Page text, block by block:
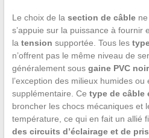
Le choix de la section de câblene
s’appuie sur la puissance à fournir
la tension supportée. Tous les
n’offrent pas le même niveau de
généralement sous gaine PVC
l’exception des milieux humides
supplémentaire. Ce type de câble
broncher les chocs mécaniques et
température, ce qui en fait un allié
des circuits d’éclairage et de